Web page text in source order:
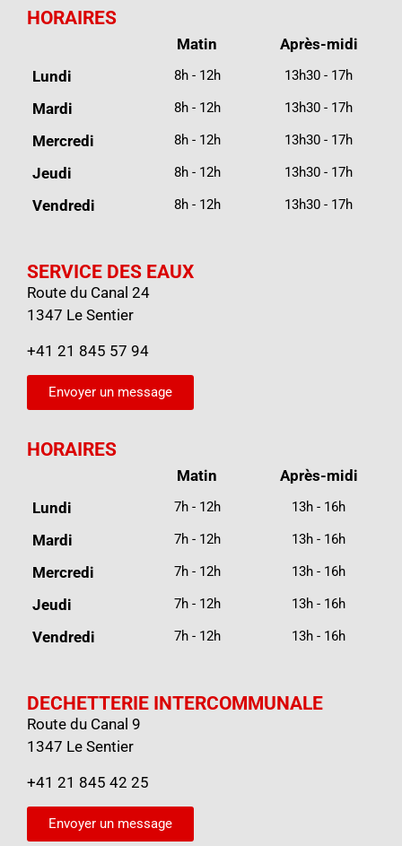
HORAIRES
Matin
Après-midi
Lundi
8h - 12h 13h30 - 17h
Mardi 8h - 12h 13h30 - 17h
Mercredi 8h - 12h 13h30 - 17h
Jeudi 8h - 12h 13h30 - 17h
Vendredi 8h - 12h 13h30 - 17h
SERVICE DES EAUX
Route du Canal 24
1347 Le Sentier
+41 21 845 57 94
Envoyer un message
HORAIRES
Matin
Après-midi
Lundi
7h - 12h 13h - 16h
Mardi 7h - 12h 13h - 16h
Mercredi 7h - 12h 13h - 16h
Jeudi 7h - 12h 13h - 16h
Vendredi 7h - 12h 13h - 16h
DECHETTERIE INTERCOMMUNALE
Route du Canal 9
1347 Le Sentier
+41 21 845 42 25
Envoyer un message